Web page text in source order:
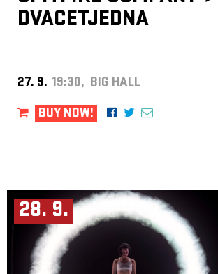
DVACETJEDNA
27. 9. 19:30, BIG HALL
BUY NOW!
28. 9.